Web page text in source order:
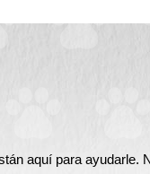
aquí para